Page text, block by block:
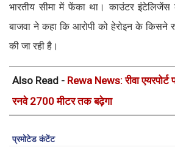
भारतीय सीमा में फेंका था। काउंटर
बाजवा ने कहा कि आरोपी को हेरोइन के किसने
की जा रही है।
Also Read - Rewa News: रीवा एयरपोर्ट
रनवे 2700 मीटर तक बढ़ेगा